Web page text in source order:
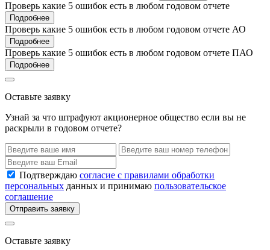
Проверь какие 5 ошибок есть в любом годовом отчете
Подробнее
Проверь какие 5 ошибок есть в любом годовом отчете АО
Подробнее
Проверь какие 5 ошибок есть в любом годовом отчете ПАО
Подробнее
Оставьте заявку
Узнай за что штрафуют акционерное общество если вы не
раскрыли в годовом отчете?
Подтверждаю согласие с правилами обработки
персональных данных и принимаю пользовательское
соглашение
Отправить заявку
Оставьте заявку